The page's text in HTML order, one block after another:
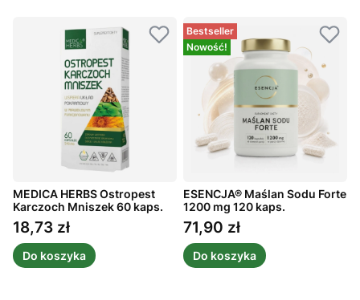
MEDICA HERBS Ostropest
Karczoch Mniszek 60 kaps.
Cena
18,73 zł
Do koszyka
Bestseller
Nowość!
ESENCJA® Maślan Sodu Forte
1200 mg 120 kaps.
Cena
71,90 zł
Do koszyka